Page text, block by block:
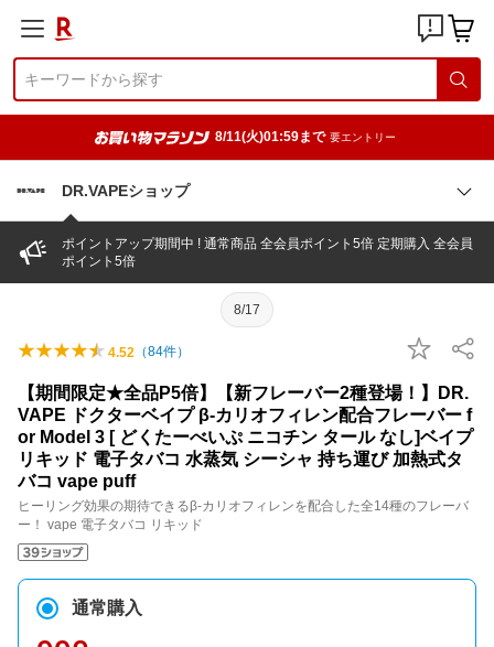
8/11(火)01:59まで 要エントリー
DR.VAPEショップ
ポイントアップ期間中 ! 通常商品 全会員ポイント5倍 定期購入 全会員
ポイント5倍
8/17
4.52 （84件）
【期間限定★全品P5倍】【新フレーバー2種登場！】DR.
VAPE ドクターベイプ β-カリオフィレン配合フレーバー f
or Model 3 [ どくたーべいぷ ニコチン タール なし]ベイプ
リキッド 電子タバコ 水蒸気 シーシャ 持ち運び 加熱式タ
バコ vape puff
ヒーリング効果の期待できるβ-カリオフィレンを配合した全14種のフレーバ
ー！ vape 電子タバコ リキッド
通常購入